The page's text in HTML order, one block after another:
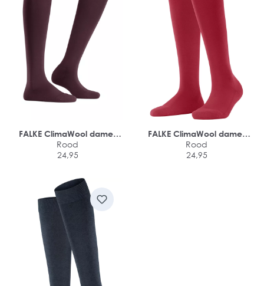
FALKE ClimaWool dames
kniekousen
Rood
24,95
FALKE ClimaWool dames
kniekousen
Rood
24,95